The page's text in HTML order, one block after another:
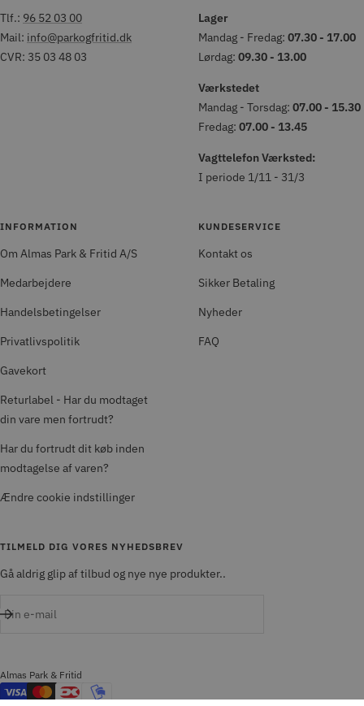
Tlf.: 96 52 03 00
Mail: info@parkogfritid.dk
CVR: 35 03 48 03
Lager
Mandag - Fredag: 07.30 - 17.00
Lørdag: 09.30 - 13.00
Værkstedet
Mandag - Torsdag: 07.00 - 15.30
Fredag: 07.00 - 13.45
Vagttelefon Værksted:
I periode 1/11 - 31/3
INFORMATION
Om Almas Park & Fritid A/S
Medarbejdere
Handelsbetingelser
Privatlivspolitik
Gavekort
Returlabel - Har du modtaget
din vare men fortrudt?
Har du fortrudt dit køb inden
modtagelse af varen?
Ændre cookie indstillinger
KUNDESERVICE
Kontakt os
Sikker Betaling
Nyheder
FAQ
TILMELD DIG VORES NYHEDSBREV
Gå aldrig glip af tilbud og nye nye produkter..
Din e-mail
Almas Park & Fritid